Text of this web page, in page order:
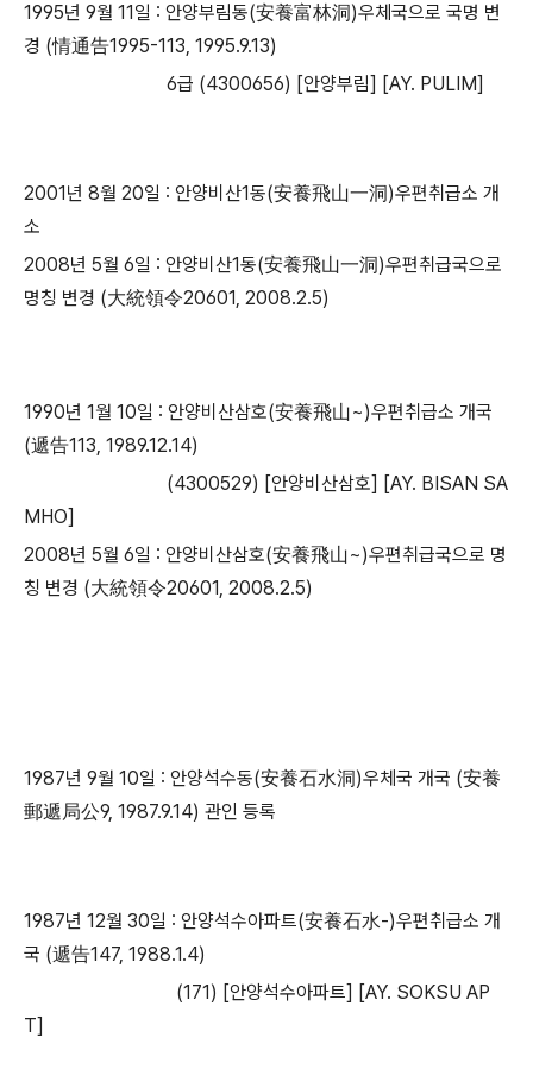
1995년 9월 11일 : 안양부림동(安養富林洞)우체국으로 국명 변
경 (情通告1995-113, 1995.9.13)
​ 6급 (4300656) [안양부림] [AY. PULIM]
​2001년 8월 20일 : 안양비산1동(安養飛山一洞)우편취급소 개
소
2008년 5월 6일 : 안양비산1동(安養飛山一洞)우편취급국으로
명칭 변경 (大統領令20601, 2008.2.5)
1990년 1월 10일 : 안양비산삼호(安養飛山~)우편취급소 개국
(遞告113, 1989.12.14)
​ (4300529) [안양비산삼호] [AY. BISAN SA
MHO]
2008년 5월 6일 : 안양비산삼호(安養飛山~)우편취급국으로 명
칭 변경 (大統領令20601, 2008.2.5)
​1987년 9월 10일 : 안양석수동(安養石水洞)우체국 개국 (安養
郵遞局公9, 1987.9.14) 관인 등록
1987년 12월 30일 : 안양석수아파트(安養石水-)우편취급소 개
국 (遞告147, 1988.1.4)
(171) [안양석수아파트] [AY. SOKSU AP
T]